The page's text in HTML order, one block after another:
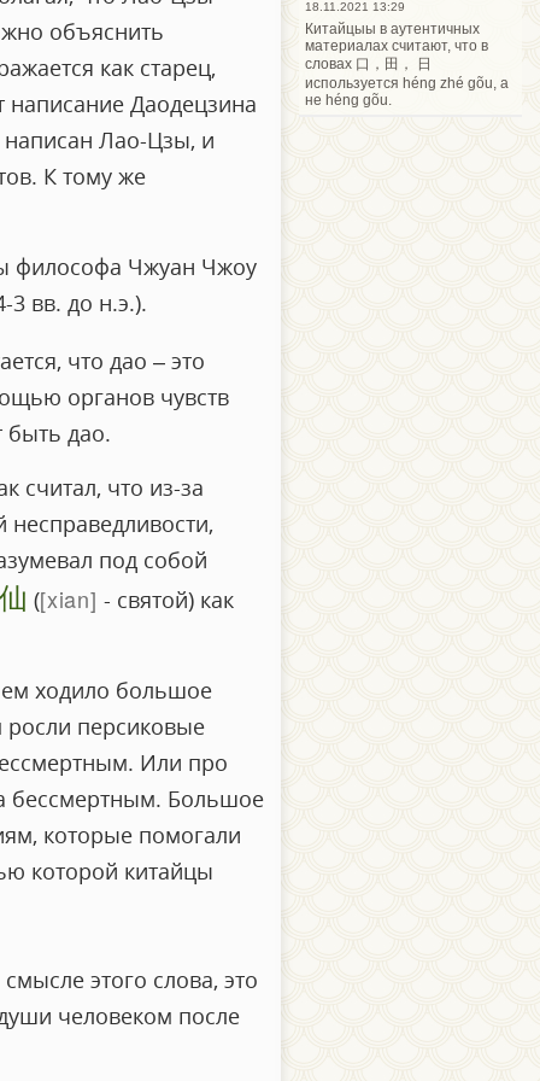
объяснить
как старец,
написание Даодецзина
написан Лао-Цзы, и
К тому же
философа Чжуан Чжоу
3 вв. до н.э.).
что дао – это
органов чувств
быть дао.
считал, что из-за
под собой
( xian - святой) как
ходило большое
персиковые
Или про
бессмертным. Большое
которые помогали
которой китайцы
этого слова, это
человеком после
18.11.2021 13:29
Китайцыы в аутентичных
материалах считают, что в
словах 口，田， 日
используется héng zhé gõu, а
не héng gõu.